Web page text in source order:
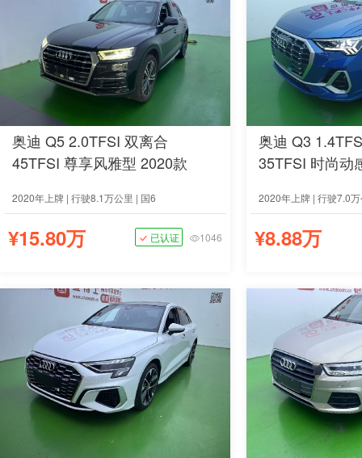
奥迪 Q5 2.0TFSI 双离合
45TFSI 尊享风雅型 2020款
2020年上牌 | 行驶8.1万公里 | 国6
¥15.80万 已认证 1046
奥迪 Q3
35TFSI 时尚动
2020年上牌 | 行驶7.0
¥8.88万